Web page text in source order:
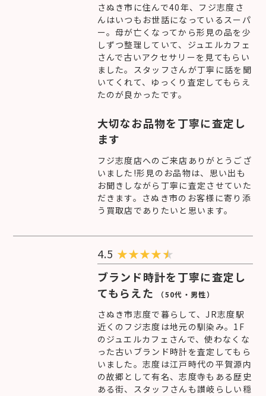
さぬき市に住んで40年、フジ志度さ
んはいつもお世話になっているスーパ
ー。母が亡くなってから形見の品を少
しずつ整理していて、ジュエルカフェ
さんで古いアクセサリーを見てもらい
ました。スタッフさんが丁寧に話を聞
いてくれて、ゆっくり査定してもらえ
たのが良かったです。
大切なお品物を丁寧に査定し
ます
フジ志度店へのご来店ありがとうござ
いました!形見のお品物は、思い出も
お聞きしながら丁寧に査定させていた
だきます。さぬき市のお客様に寄り添
う買取店でありたいと思います。
4.5 ★★★★
ブランド時計を丁寧に査定し
てもらえた
（50代・男性）
さぬき市志度で暮らして、JR志度駅
近くのフジ志度は地元の馴染み。1F
のジュエルカフェさんで、使わなくな
った古いブランド時計を査定してもら
いました。志度は江戸時代の平賀源内
の故郷として有名、志度寺もある歴史
ある街、スタッフさんも讃岐らしい穏